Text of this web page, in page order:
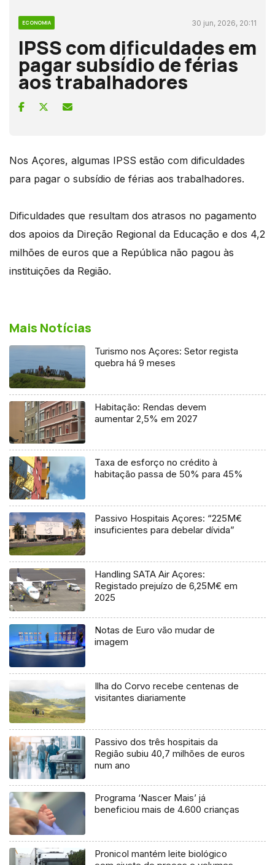
ECONOMIA 30 jun, 2026, 20:11
IPSS com dificuldades em
pagar subsídio de férias
aos trabalhadores
Nos Açores, algumas IPSS estão com dificuldades
para pagar o subsídio de férias aos trabalhadores.
Dificuldades que resultam dos atrasos no pagamento
dos apoios da Direção Regional da Educação e dos 4,2
milhões de euros que a República não pagou às
instituições da Região.
Mais Notícias
Turismo nos Açores: Setor regista
quebra há 9 meses
Habitação: Rendas devem
aumentar 2,5% em 2027
Taxa de esforço no crédito à
habitação passa de 50% para 45%
Passivo Hospitais Açores: “225M€
insuficientes para debelar dívida”
Handling SATA Air Açores:
Registado prejuízo de 6,25M€ em
2025
Notas de Euro vão mudar de
imagem
Ilha do Corvo recebe centenas de
visitantes diariamente
Passivo dos três hospitais da
Região subiu 40,7 milhões de euros
num ano
Programa ‘Nascer Mais’ já
beneficiou mais de 4.600 crianças
Pronicol mantém leite biológico